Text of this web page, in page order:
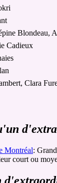
Blondeau,
Cadieux
Clara
Montréal:
court ou